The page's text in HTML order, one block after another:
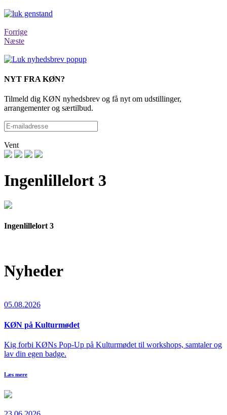
Forrige
Næste
NYT FRA KØN?
Tilmeld dig KØN nyhedsbrev og få nyt om udstillinger,
arrangementer og særtilbud.
Vent
Ingenlillelort 3
Ingenlillelort 3
Nyheder
05.08.2026
KØN på Kulturmødet
Kig forbi KØNs Pop-Up på Kulturmødet til workshops, samtaler og
lav din egen badge.
Læs mere